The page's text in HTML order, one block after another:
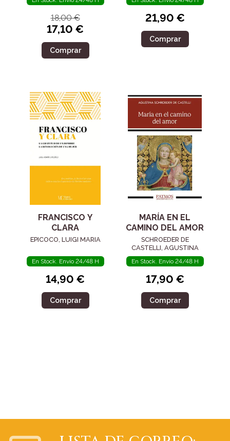
18,00 €
17,10 €
Comprar
21,90 €
Comprar
FRANCISCO Y
CLARA
EPICOCO, LUIGI MARIA
En Stock. Envío 24/48 H
14,90 €
Comprar
MARÍA EN EL
CAMINO DEL AMOR
SCHROEDER DE
CASTELLI, AGUSTINA
En Stock. Envío 24/48 H
17,90 €
Comprar